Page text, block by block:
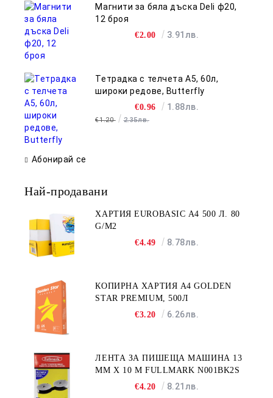
Магнити за бяла дъска Deli ф20,
12 броя
€2.00 3.91лв.
Тетрадка с телчета А5, 60л,
широки редове, Butterfly
€0.96 1.88лв.
€1.20 2.35лв.
Абонирай се
Най-продавани
ХАРТИЯ EUROBASIC А4 500 Л. 80
G/M2
€4.49
8.78лв.
КОПИРНА ХАРТИЯ A4 GOLDEN
STAR PREMIUM, 500Л
€3.20
6.26лв.
ЛЕНТА ЗА ПИШЕЩА МАШИНА 13
MM X 10 M FULLMARK N001BK2S
€4.20
8.21лв.